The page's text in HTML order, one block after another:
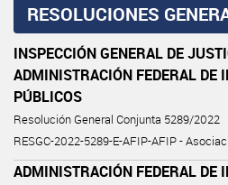
RESOLUCIONES
INSPECCIÓN GENERAL DE
ADMINISTRACIÓN FEDERAL DE
PÚBLICOS
Resolución General Conjunta 5289/2022
RESGC-2022-5289-E-AFIP-AFIP -
ADMINISTRACIÓN FEDERAL DE